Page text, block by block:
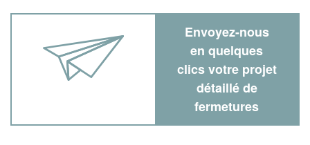
Envoyez-nous
en quelques
clics votre projet
détaillé de
fermetures